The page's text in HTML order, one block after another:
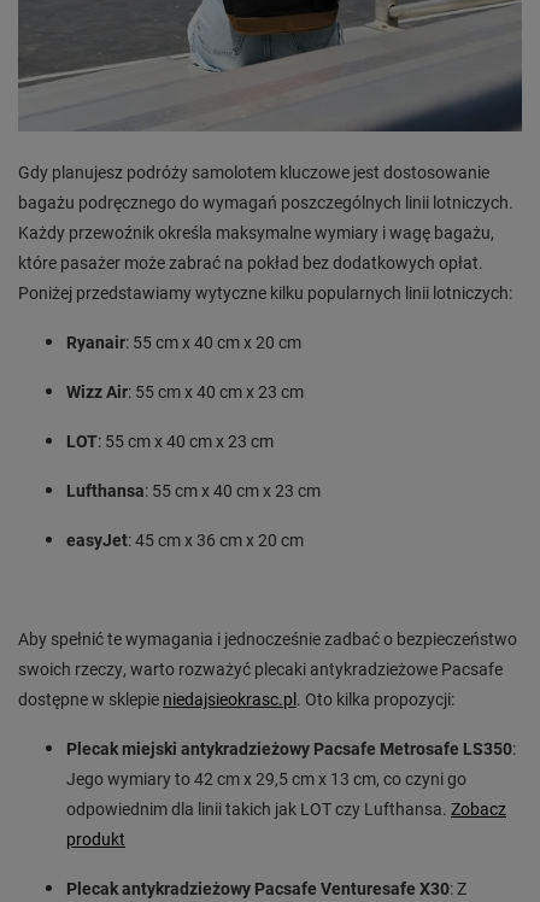
Gdy planujesz podróży samolotem kluczowe jest dostosowanie
bagażu podręcznego do wymagań poszczególnych linii lotniczych.
Każdy przewoźnik określa maksymalne wymiary i wagę bagażu,
które pasażer może zabrać na pokład bez dodatkowych opłat.
Poniżej przedstawiamy wytyczne kilku popularnych linii lotniczych:
Ryanair: 55 cm x 40 cm x 20 cm
Wizz Air: 55 cm x 40 cm x 23 cm
LOT: 55 cm x 40 cm x 23 cm
Lufthansa: 55 cm x 40 cm x 23 cm
easyJet: 45 cm x 36 cm x 20 cm
Aby spełnić te wymagania i jednocześnie zadbać o bezpieczeństwo
swoich rzeczy, warto rozważyć plecaki antykradzieżowe Pacsafe
dostępne w sklepie niedajsieokrasc.pl. Oto kilka propozycji:
Plecak miejski antykradzieżowy Pacsafe Metrosafe LS350:
Jego wymiary to 42 cm x 29,5 cm x 13 cm, co czyni go
odpowiednim dla linii takich jak LOT czy Lufthansa. Zobacz
produkt
Plecak antykradzieżowy Pacsafe Venturesafe X30: Z